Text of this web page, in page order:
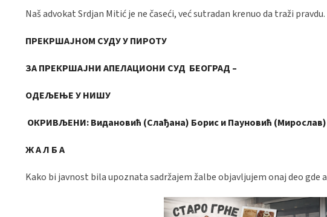
Naš advokat Srdjan Mitić je ne časeći, već sutradan krenuo da traži pravdu.
ПРЕКРШАЈНОМ СУДУ У ПИРОТУ
ЗАПРЕКРШАЈНИ АПЕЛАЦИОНИ СУД БЕОГРАД –
ОДЕЉЕЊЕ У НИШУ
ОКРИВЉЕНИ:Видановић (Слађана) Борис и Пауновић
Ж А Л Б А
Kako bi javnost bila upoznata sadržajem žalbe objavljujem onaj deo gde